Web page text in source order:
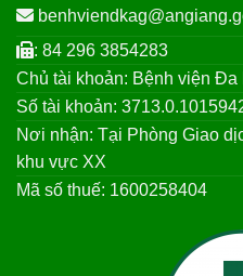
: 84 296 3854283
Chủ tài khoản: Bệnh viện Đa
Số tài khoản:
Nơi nhận: Tại Phòng Giao
khu vực XX
Mã số thuế: 1600258404